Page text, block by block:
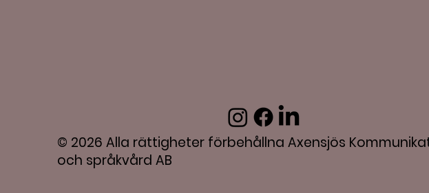
© 2026 Alla rättigheter förbehållna Axensjös
och språkvård AB